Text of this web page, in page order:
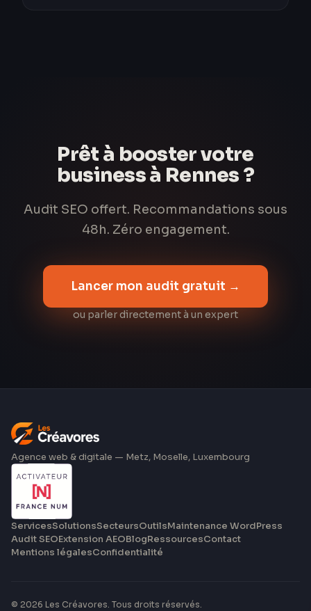
Prêt à booster votre
business à Rennes ?
Audit SEO offert. Recommandations sous
48h. Zéro engagement.
Lancer mon audit gratuit →
ou parler directement à un expert
Agence web & digitale — Metz, Moselle, Luxembourg
ServicesSolutionsSecteursOutilsMaintenance WordPress
Audit SEOExtension AEOBlogRessourcesContact
Mentions légalesConfidentialité
© 2026 Les Créavores. Tous droits réservés.